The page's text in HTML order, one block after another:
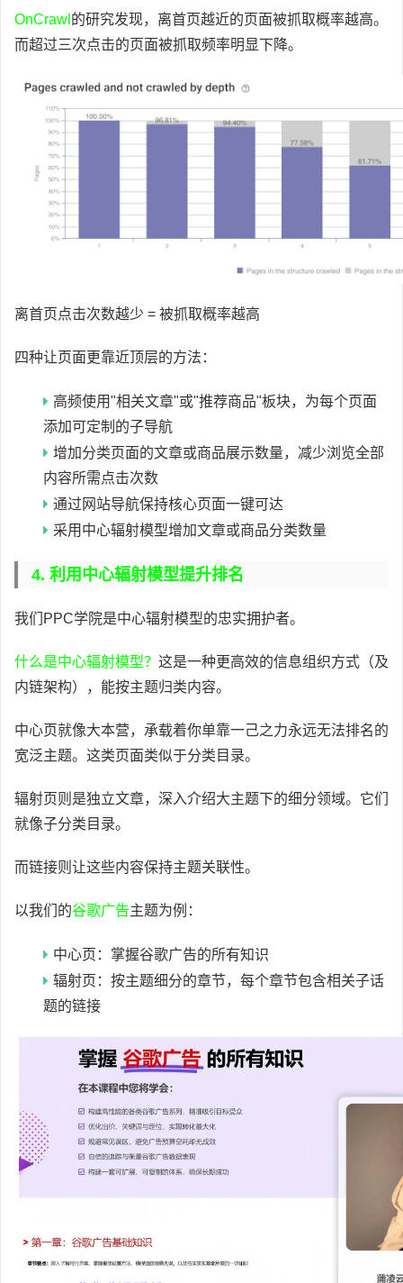
OnCrawl 的研究发现，离首页越近的页面被抓取概率越高。
而超过三次点击的页面被抓取频率明显下降。
离首页点击次数越少 = 被抓取概率越高
四种让页面更靠近顶层的方法：
高频使用"相关文章"或"推荐商品"板块，为每个页面
添加可定制的子导航
增加分类页面的文章或商品展示数量，减少浏览全部
内容所需点击次数
通过网站导航保持核心页面一键可达
采用中心辐射模型增加文章或商品分类数量
4. 利用中心辐射模型提升排名
我们PPC学院是中心辐射模型的忠实拥护者。
什么是中心辐射模型？ 这是一种更高效的信息组织方式（及
内链架构），能按主题归类内容。
中心页就像大本营，承载着你单靠一己之力永远无法排名的
宽泛主题。这类页面类似于分类目录。
辐射页则是独立文章，深入介绍大主题下的细分领域。它们
就像子分类目录。
而链接则让这些内容保持主题关联性。
以我们的谷歌广告主题为例：
中心页：掌握谷歌广告的所有知识
辐射页：按主题细分的章节，每个章节包含相关子话
题的链接